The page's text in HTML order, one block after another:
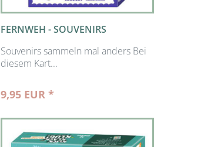
FERNWEH - SOUVENIRS
Souvenirs sammeln mal anders Bei
diesem Kart...
9,95 EUR *